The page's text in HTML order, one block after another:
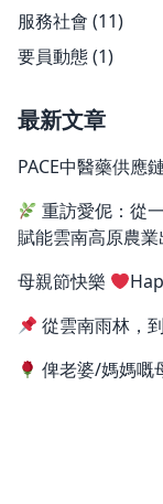
服務社會 (11)
要員動態(1)
最新文章
PACE中醫藥供應
重訪愛伲：從
賦能雲南高原農
母親節快樂
從雲南雨林，
俾老婆/媽媽嘅